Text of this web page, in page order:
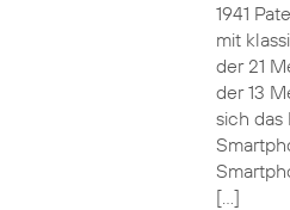
1941
mit
der 21
der 13
sich das
[…]